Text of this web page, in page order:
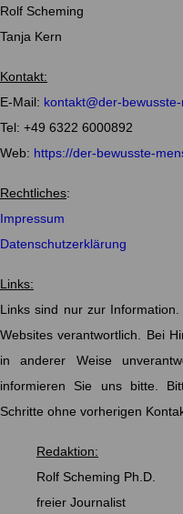
Rolf Scheming
Tanja Kern
Kontakt:
E-Mail: kontakt@der-
Tel: +49 6322 6000892
Web: https://der-bewusste-
Rechtliches:
Impressum
Datenschutzerklärung
Links:
Links sind nur zur
Websites verantwortlich. Bei
in anderer Weise
informieren Sie uns bitte.
Schritte ohne vorherigen
Redaktion:
Rolf Scheming Ph.D.
freier Journalist